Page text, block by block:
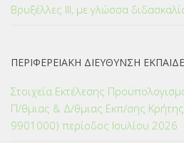
Βρυξέλλες ΙΙΙ, με γλώσσα
ΠΕΡΙΦΕΡΕΙΑΚΗ ΔΙΕΥΘΥΝΣΗ
Στοιχεία Εκτέλεσης
Π/θμιας & Δ/θμιας Εκπ/σης
9901000) περίοδος Ιουλίου 2026